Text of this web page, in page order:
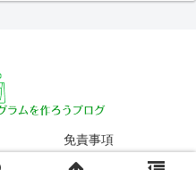
免責事項